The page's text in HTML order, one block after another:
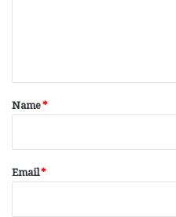
*
Name*
Email*